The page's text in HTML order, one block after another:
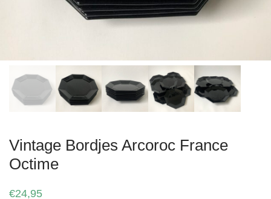
Vintage Bordjes Arcoroc France
Octime
€24,95